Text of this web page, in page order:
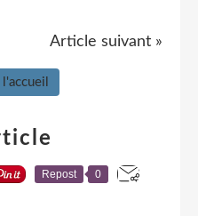
Article suivant »
Repost 0